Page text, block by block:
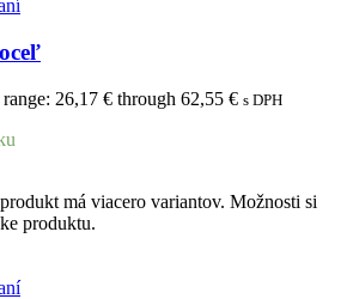
range: 26,17 € through 62,55 € s DPH
má viacero variantov. Možnosti si
produktu.